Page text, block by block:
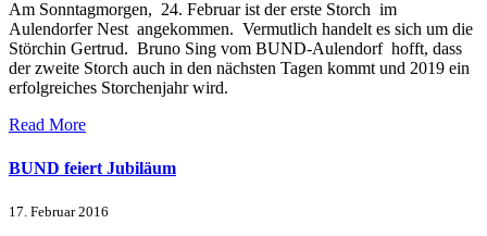
Am Sonntagmorgen, 24. Februar ist der erste Storch im
Aulendorfer Nest angekommen. Vermutlich handelt es sich um die
Störchin Gertrud. Bruno Sing vom BUND-Aulendorf hofft, dass
der zweite Storch auch in den nächsten Tagen kommt und 2019 ein
erfolgreiches Storchenjahr wird.
Read More
BUND fei­ert Ju­bi­lä­um
17. Februar 2016